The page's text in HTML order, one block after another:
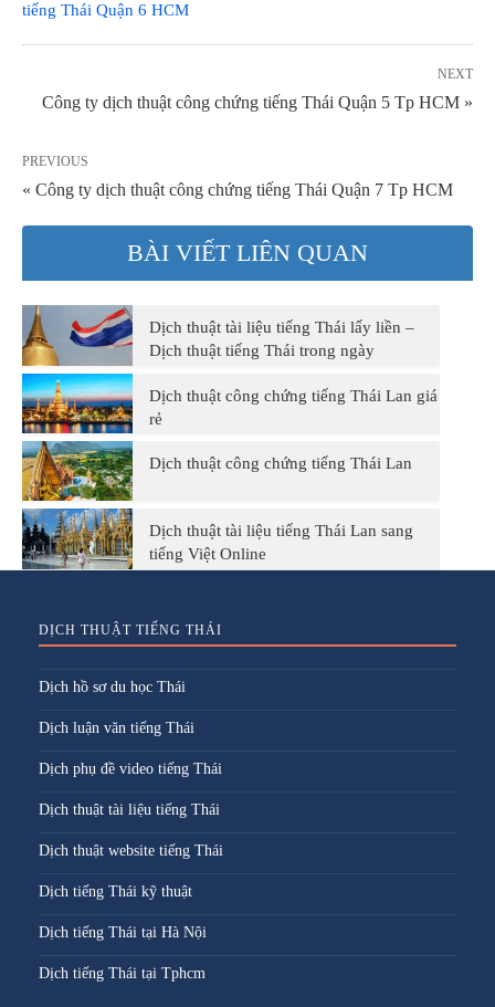
tiếng Thái Quận 6 HCM
NEXT
Công ty dịch thuật công chứng tiếng Thái Quận 5 Tp HCM »
PREVIOUS
« Công ty dịch thuật công chứng tiếng Thái Quận 7 Tp HCM
BÀI VIẾT LIÊN QUAN
Dịch thuật tài liệu tiếng Thái lấy liền –
Dịch thuật tiếng Thái trong ngày
Dịch thuật công chứng tiếng Thái Lan giá
rẻ
Dịch thuật công chứng tiếng Thái Lan
Dịch thuật tài liệu tiếng Thái Lan sang
tiếng Việt Online
DỊCH THUẬT TIẾNG THÁI
Dịch hồ sơ du học Thái
Dịch luận văn tiếng Thái
Dịch phụ đề video tiếng Thái
Dịch thuật tài liệu tiếng Thái
Dịch thuật website tiếng Thái
Dịch tiếng Thái kỹ thuật
Dịch tiếng Thái tại Hà Nội
Dịch tiếng Thái tại Tphcm